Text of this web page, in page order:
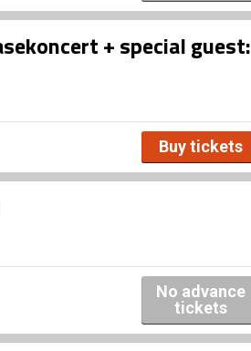
+ special guest:
Buy tickets
No advance
tickets